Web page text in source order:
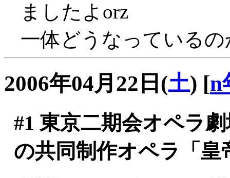
ましたよorz
一体どうなっている
2006年04月22日(土) [n
#1 東京二期会オペラ
の共同制作オペラ「皇